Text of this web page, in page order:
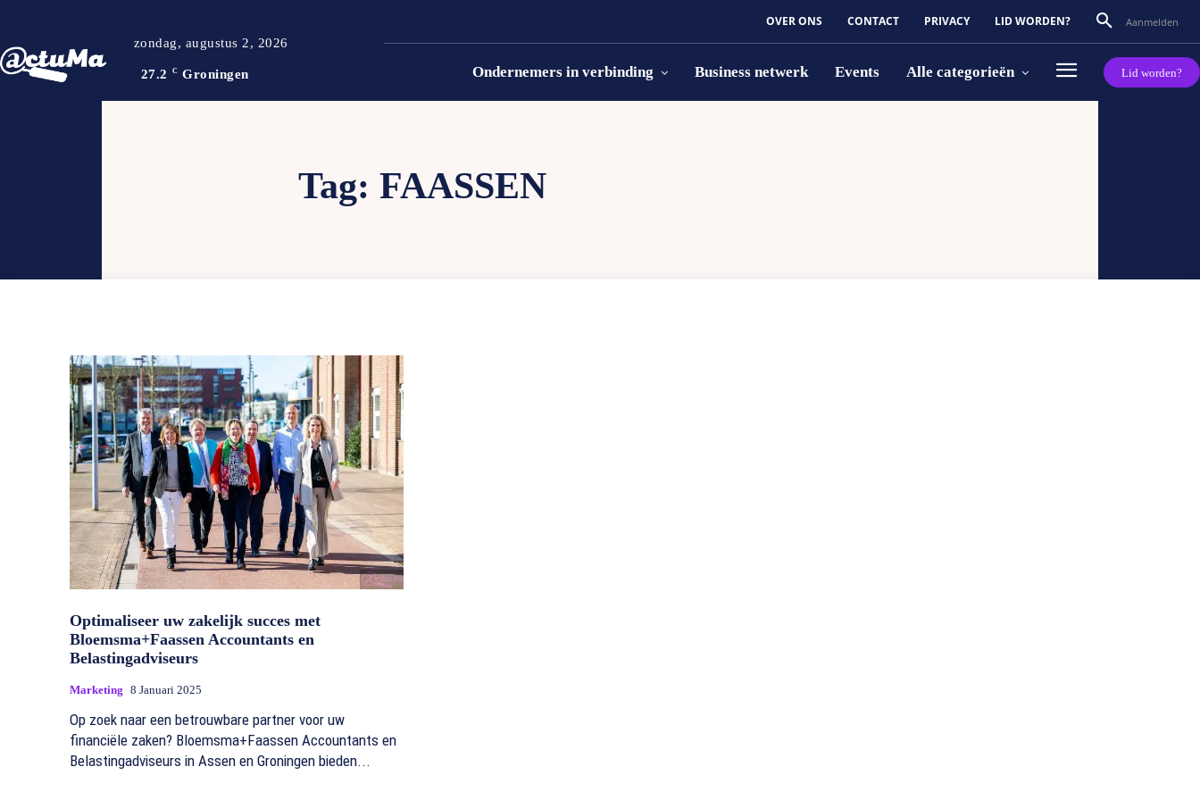
zondag, augustus 2, 2026
27.2 C Groningen
OVER ONS CONTACT PRIVACY LID WORDEN? Aanmelden
Ondernemers in verbinding Business netwerk Events Alle categorieën Lid worden?
Tag: FAASSEN
Optimaliseer uw zakelijk succes met
Bloemsma+Faassen Accountants en
Belastingadviseurs
Marketing 8 Januari 2025
Op zoek naar een betrouwbare partner voor uw
financiële zaken? Bloemsma+Faassen Accountants en
Belastingadviseurs in Assen en Groningen bieden...